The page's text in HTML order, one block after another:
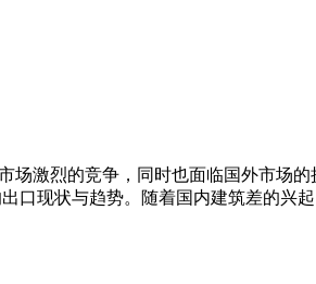
激烈的竞争，同时也面临国外市场的
口现状与趋势。随着国内建筑差的兴